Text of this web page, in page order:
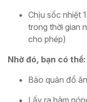
Chịu sốc nhiệt
trong thời gian
cho phép)
Nhờ đó, bạn có thể:
Bảo quản đồ
Lấy ra hâm